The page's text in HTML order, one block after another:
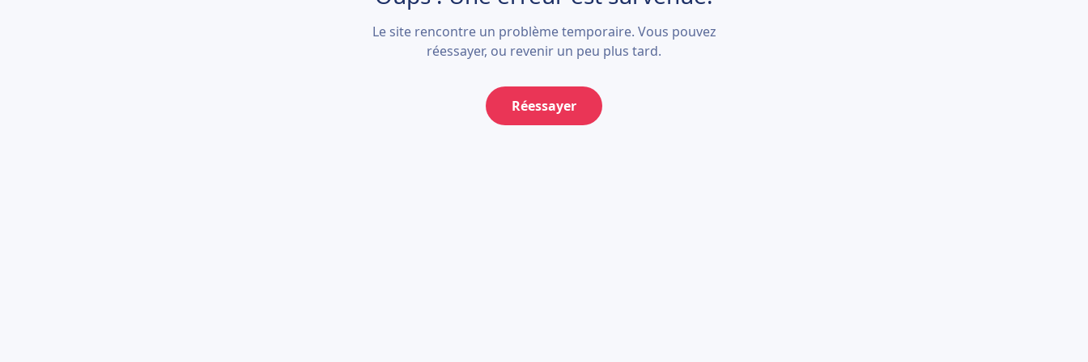
Le site rencontre un problème temporaire. Vous pouvez
réessayer, ou revenir un peu plus tard.
Réessayer